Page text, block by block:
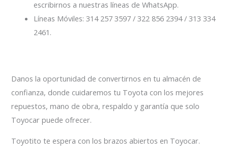
escribirnos a nuestras líneas de WhatsApp.
Líneas Móviles: 314 257 3597 / 322 856 2394 / 313 334
2461.
Danos la oportunidad de convertirnos en tu almacén de
confianza, donde cuidaremos tu Toyota con los mejores
repuestos, mano de obra, respaldo y garantía que solo
Toyocar puede ofrecer.
Toyotito te espera con los brazos abiertos en Toyocar.